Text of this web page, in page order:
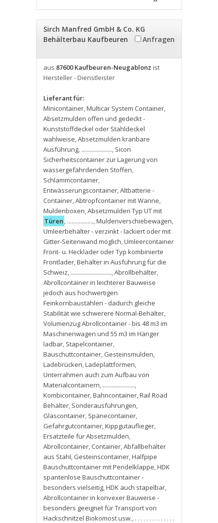
Sirch Manfred GmbH & Co. KG
Behälterbau Kaufbeuren
Anfragen
aus 87600 Kaufbeuren-Neugablonz ist
Hersteller - Dienstleister
Lieferant für:
Minicontainer,Multicar System Container,
Absetzmulden offen und gedeckt -
Kunststoffdeckel oder Stahldeckel
wahlweise,Absetzmulden kranbare
Ausführung, ....................., Sicon
Sicherheitscontainer zur Lagerung von
wassergefährdenden Stoffen,
Schlammcontainer,
Entwässerungscontainer,Altbatterie -
Container,Abtropfcontainer mit Wanne,
Muldenboxen,Absetzmulden Typ UT mit
Türen , ..................,Muldenverschiebewagen,
Umleerbehälter - verzinkt - lackiert oder mit
Gitter-Seitenwand möglich,Umleercontainer
Front- u. Hecklader oder Typ kombinierte
Frontlader,Behälter in Ausführung für die
Schweiz, ............................,Abrollbehälter,
Abrollcontainer in leichterer Bauweise
jedoch aus hochwertigen
Feinkornbaustählen - dadurch gleiche
Stabilität wie schwerere Normal-Behälter,
Volumenzug Abrollcontainer - bis 48 m3 im
Maschinenwagen und 55 m3 im Hänger
ladbar, Stapelcontainer,
Bauschuttcontainer, Gesteinsmulden,
Ladebrücken,Ladeplattformen,
Unterrahmen auch zum Aufbau von
Materialcontainern, ......................,
Kombicontainer,Bahncontainer,Rail Road
Behälter, Sonderausführungen,
Glascontainer, Spänecontainer,
Gefahrgutcontainer,Kippgutauflieger,
Ersatzteile für Absetzmulden,
Abrollcontainer, Container,Abfallbehälter
aus Stahl, Gesteinscontainer,Halfpipe
Bauschuttcontainer mit Pendelklappe,HDK
spantenlose Bauschuttcontainer -
besonders vielseitig,HDK auch stapelbar,
Abrollcontainer in konvexer Bauweise -
besonders geeignet für Transport von
Hackschnitzel Biokomost usw., . . . . . . . . . . . . . .